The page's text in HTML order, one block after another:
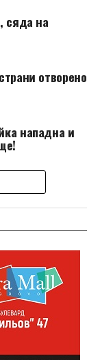
сяда на
отворено
нападна и